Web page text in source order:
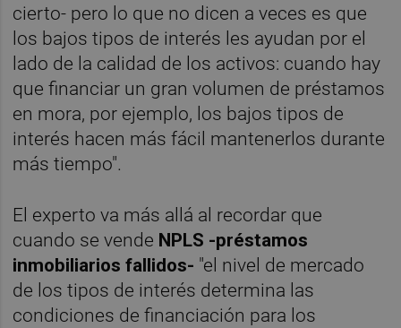
cierto- pero lo que no dicen a veces es que
los bajos tipos de interés les ayudan por el
lado de la calidad de los activos: cuando hay
que financiar un gran volumen de préstamos
en mora, por ejemplo, los bajos tipos de
interés hacen más fácil mantenerlos durante
más tiempo".
El experto va más allá al recordar que
cuando se vende NPLS -préstamos
inmobiliarios fallidos- "el nivel de mercado
de los tipos de interés determina las
condiciones de financiación para los